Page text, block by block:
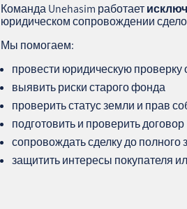
Команда Unehasim работает
юридическом сопровождении
Мы помогаем:
провести юридическую проверку
выявить риски старого фонда
проверить статус земли и прав
подготовить и проверить договор
сопровождать сделку до
защитить интересы покупателя